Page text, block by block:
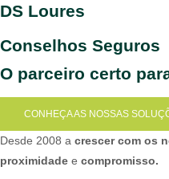
DS Loures
Conselhos Seguros
O parceiro certo
CONHEÇA AS NOSSAS
Desde 2008 a crescer com os
proximidade e compromisso.